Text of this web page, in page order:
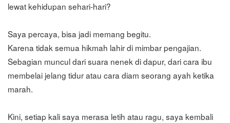
lewat kehidupan sehari-hari?
Saya percaya, bisa jadi memang begitu.
Karena tidak semua hikmah lahir di mimbar pengajian.
Sebagian muncul dari suara nenek di dapur, dari cara ibu
membelai jelang tidur atau cara diam seorang ayah ketika
marah.
Kini, setiap kali saya merasa letih atau ragu, saya kembali